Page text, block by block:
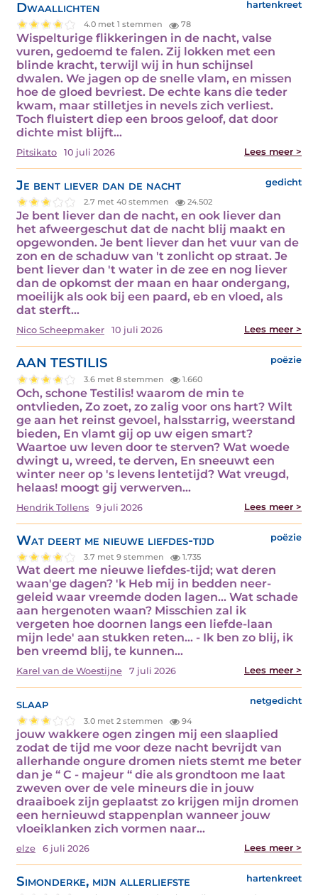
Dwaallichten hartenkreet
4.0 met 1 stemmen 78
Wispelturige flikkeringen in de nacht, valse
vuren, gedoemd te falen. Zij lokken met een
blinde kracht, terwijl wij in hun schijnsel
dwalen. We jagen op de snelle vlam, en missen
hoe de gloed bevriest. De echte kans die teder
kwam, maar stilletjes in nevels zich verliest.
Toch fluistert diep een broos geloof, dat door
dichte mist blijft…
Pitsikato 10 juli 2026 Lees meer >
Je bent liever dan de nacht gedicht
2.7 met 40 stemmen 24.502
Je bent liever dan de nacht, en ook liever dan
het afweergeschut dat de nacht blij maakt en
opgewonden. Je bent liever dan het vuur van de
zon en de schaduw van 't zonlicht op straat. Je
bent liever dan 't water in de zee en nog liever
dan de opkomst der maan en haar ondergang,
moeilijk als ook bij een paard, eb en vloed, als
dat sterft…
Nico Scheepmaker 10 juli 2026 Lees meer >
AAN TESTILIS poëzie
3.6 met 8 stemmen 1.660
Och, schone Testilis! waarom de min te
ontvlieden, Zo zoet, zo zalig voor ons hart? Wilt
ge aan het reinst gevoel, halsstarrig, weerstand
bieden, En vlamt gij op uw eigen smart?
Waartoe uw leven door te sterven? Wat woede
dwingt u, wreed, te derven, En sneeuwt een
winter neer op 's levens lentetijd? Wat vreugd,
helaas! moogt gij verwerven…
Hendrik Tollens 9 juli 2026 Lees meer >
Wat deert me nieuwe liefdes-tijd poëzie
3.7 met 9 stemmen 1.735
Wat deert me nieuwe liefdes-tijd; wat deren
waan'ge dagen? 'k Heb mij in bedden neer-
geleid waar vreemde doden lagen... Wat schade
aan hergenoten waan? Misschien zal ik
vergeten hoe doornen langs een liefde-laan
mijn lede' aan stukken reten... - Ik ben zo blij, ik
ben vreemd blij, te kunnen…
Karel van de Woestijne 7 juli 2026 Lees meer >
slaap netgedicht
3.0 met 2 stemmen 94
jouw wakkere ogen zingen mij een slaaplied
zodat de tijd me voor deze nacht bevrijdt van
allerhande ongure dromen niets stemt me beter
dan je “ C - majeur “ die als grondtoon me laat
zweven over de vele mineurs die in jouw
draaiboek zijn geplaatst zo krijgen mijn dromen
een hernieuwd stappenplan wanneer jouw
vloeiklanken zich vormen naar…
elze 6 juli 2026 Lees meer >
Simonderke, mijn allerliefste hartenkreet